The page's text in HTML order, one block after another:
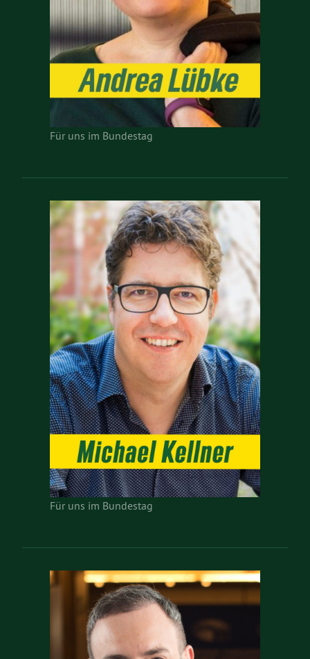
Für uns im Bundestag
Für uns im Bundestag